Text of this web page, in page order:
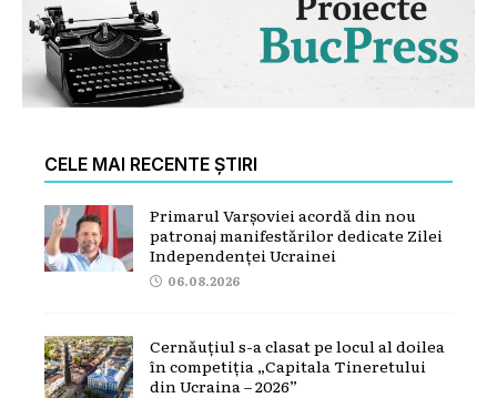
CELE MAI RECENTE ȘTIRI
Primarul Varșoviei acordă din nou
patronaj manifestărilor dedicate Zilei
Independenței Ucrainei
06.08.2026
Cernăuțiul s-a clasat pe locul al doilea
în competiția „Capitala Tineretului
din Ucraina – 2026”